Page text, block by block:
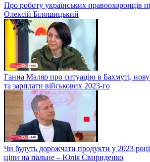
Про роботу українських правоохоронців
Олексій Білошицький
Ганна Маляр про ситуацію в Бахмуті, нову
та зарплати військових 2023-го
Чи будуть дорожчати продукти у 2023
ціни на пальне – Юлія Свириденко